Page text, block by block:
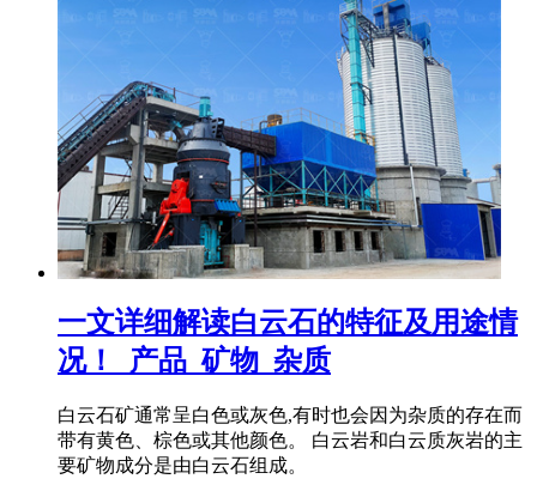
一文详细解读白云石的特征及用途情
况！_产品_矿物_杂质
白云石矿通常呈白色或灰色,有时也会因为杂质的存在而
带有黄色、棕色或其他颜色。 白云岩和白云质灰岩的主
要矿物成分是由白云石组成。